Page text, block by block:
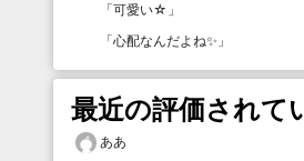
「可愛い☆ 」
「心配なんだよね✨ 」
最近の評価されて
ああ